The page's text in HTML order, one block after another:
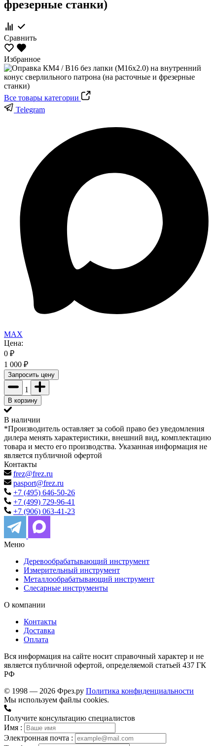
фрезерные станки)
Сравнить
Избранное
Все товары категории
Telegram
MAX
Цена:
0 ₽
1 000 ₽
Запросить цену
1
В корзину
В наличии
*Производитель оставляет за собой право без уведомления
дилера менять характеристики, внешний вид, комплектацию
товара и место его производства. Указанная информация не
является публичной офертой
Контакты
frez@frez.ru
pasport@frez.ru
+7 (495) 646-50-26
+7 (499) 729-96-41
+7 (906) 063-41-23
Меню
Деревообрабатывающий инструмент
Измерительный инструмент
Металлообрабатывающий инструмент
Слесарные инструменты
О компании
Контакты
Доставка
Оплата
Вся информация на сайте носит справочный характер и не
является публичной офертой, определяемой статьей 437 ГК
РФ
© 1998 — 2026 Фрез.ру Политика конфиденциальности
Мы используем файлы cookies.
Получите консультацию специалистов
Имя :
Электронная почта :